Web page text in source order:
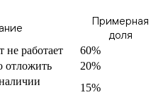
Примерная
доля
не работает
60%
20%
15%